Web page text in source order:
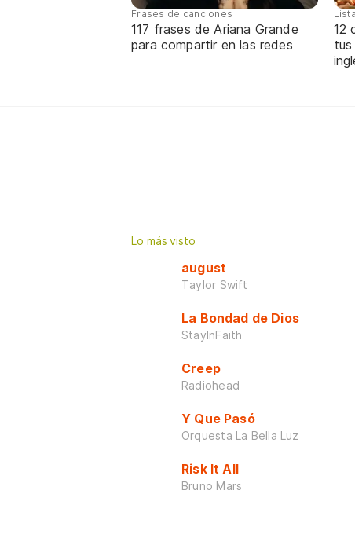
Frases de canciones
117 frases de Ariana Grande
para compartir en las redes
12
Lo más visto
august
Taylor Swift
La Bondad de Dios
StayInFaith
Creep
Radiohead
Y Que Pasó
Orquesta La Bella Luz
Risk It All
Bruno Mars